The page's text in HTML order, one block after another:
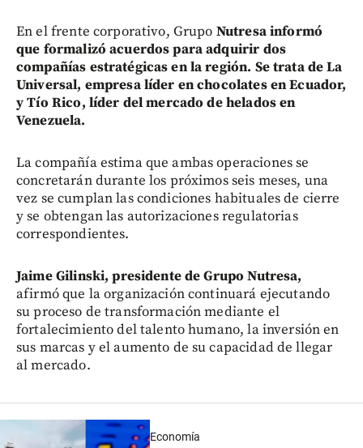
En el frente corporativo, Grupo Nutresa informó
que formalizó acuerdos para adquirir dos
compañías estratégicas en la región. Se trata de La
Universal, empresa líder en chocolates en Ecuador,
y Tío Rico, líder del mercado de helados en
Venezuela.
La compañía estima que ambas operaciones se
concretarán durante los próximos seis meses, una
vez se cumplan las condiciones habituales de cierre
y se obtengan las autorizaciones regulatorias
correspondientes.
Jaime Gilinski, presidente de Grupo Nutresa,
afirmó que la organización continuará ejecutando
su proceso de transformación mediante el
fortalecimiento del talento humano, la inversión en
sus marcas y el aumento de su capacidad de llegar
al mercado.
Economía